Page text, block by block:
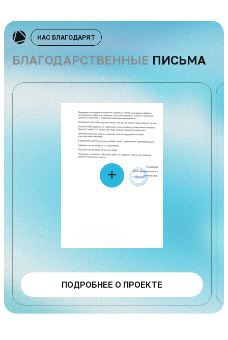
НАС БЛАГОДАРЯТ
БЛАГОДАРСТВЕННЫЕ ПИСЬМА
ПОДРОБНЕЕ О ПРОЕКТЕ